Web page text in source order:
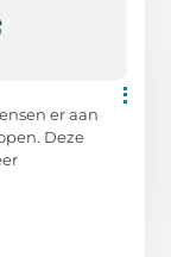
er aan
Deze